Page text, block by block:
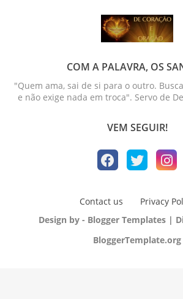
COM A PALAVRA, OS
"Quem ama, sai de si para o outro.
e não exige nada em troca". Servo de
VEM SEGUIR!
Contact us
Privacy
Design by - Blogger Templates |
BloggerTemplate.org